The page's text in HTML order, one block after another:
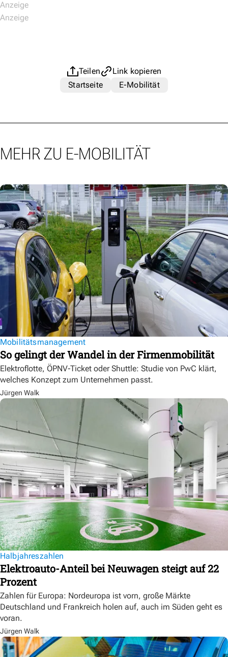
Teilen
Link kopieren
Startseite
E-Mobilität
MEHR ZU E-MOBILITÄT
Mobilitätsmanagement
So gelingt der Wandel in der Firmenmobilität
Elektroflotte, ÖPNV-Ticket oder Shuttle: Studie von PwC klärt,
welches Konzept zum Unternehmen passt.
Jürgen Walk
Halbjahreszahlen
Elektroauto-Anteil bei Neuwagen steigt auf 22
Prozent
Zahlen für Europa: Nordeuropa ist vorn, große Märkte
Deutschland und Frankreich holen auf, auch im Süden geht es
voran.
Jürgen Walk